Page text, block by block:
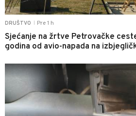
DRUŠTVO Pre 1 h
Sjećanje na žrtve Petrovačke
godina od avio-napada na